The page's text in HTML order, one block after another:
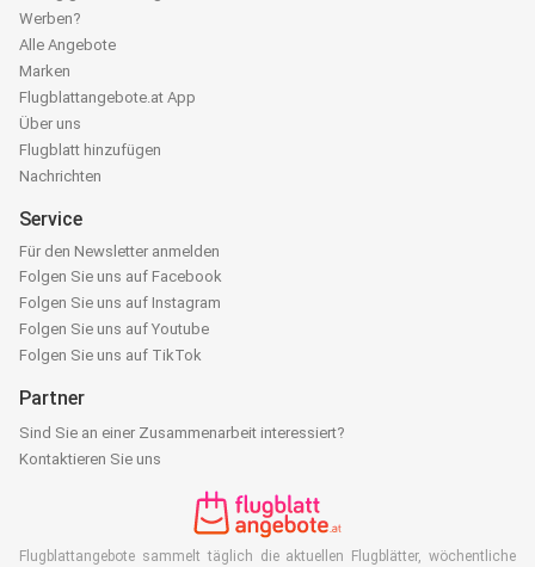
Werben?
Alle Angebote
Marken
Flugblattangebote.at App
Über uns
Flugblatt hinzufügen
Nachrichten
Service
Für den Newsletter anmelden
Folgen Sie uns auf Facebook
Folgen Sie uns auf Instagram
Folgen Sie uns auf Youtube
Folgen Sie uns auf TikTok
Partner
Sind Sie an einer Zusammenarbeit interessiert?
Kontaktieren Sie uns
Flugblattangebote sammelt täglich die aktuellen Flugblätter, wöchentliche